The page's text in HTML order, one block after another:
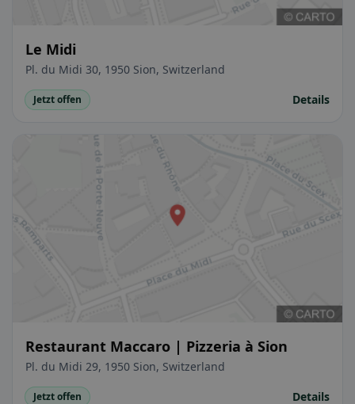
Le Midi
Pl. du Midi 30, 1950 Sion, Switzerland
Jetzt offen Details
Restaurant Maccaro | Pizzeria à Sion
Pl. du Midi 29, 1950 Sion, Switzerland
Jetzt offen Details